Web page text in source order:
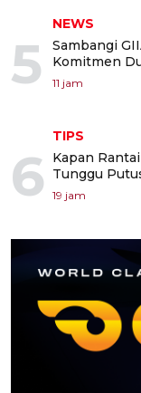
5
NEWS
Sambangi
Komitmen
11 jam
6
TIPS
Kapan
Tunggu
19 jam